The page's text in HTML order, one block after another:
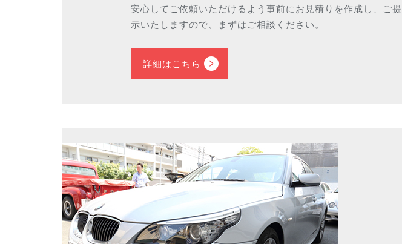
安心してご依頼いただけるよう事前にお見積りを作成し、ご提
示いたしますので、まずはご相談ください。
詳細はこちら